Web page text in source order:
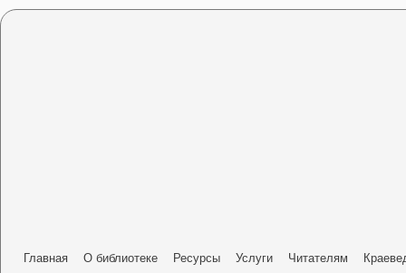
Главная О библиотеке Ресурсы Услуги Читателям